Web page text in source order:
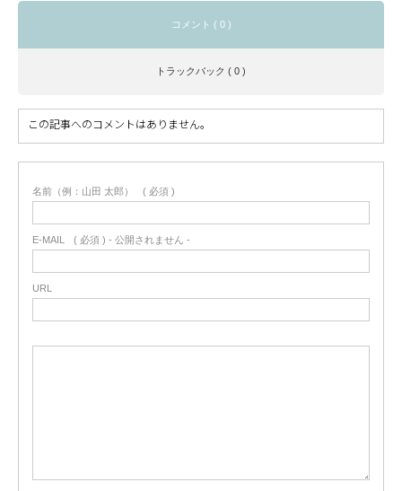
コメント ( 0 )
トラックバック ( 0 )
この記事へのコメントはありません。
名前（例：山田 太郎） ( 必須 )
E-MAIL ( 必須 ) - 公開されません -
URL